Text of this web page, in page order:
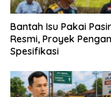
Bantah Isu Pakai
Resmi, Proyek
Spesifikasi